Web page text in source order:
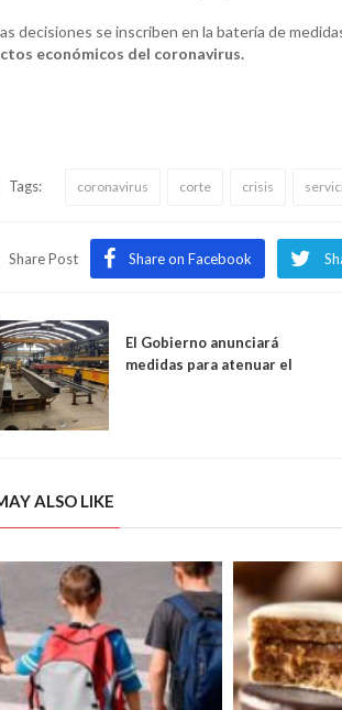
decisiones se inscriben en la batería de
económicos del coronavirus.
Tags: coronavirus corte crisis
Share Post Share on Facebook
El Gobierno anunciará
medidas para atenuar el
ALSO LIKE